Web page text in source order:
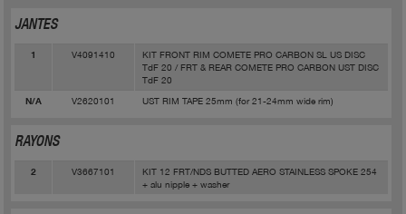
JANTES
1 V4091410
KIT FRONT RIM COMETE PRO CARBON SL US DISC
TdF 20 / FRT & REAR COMETE PRO CARBON UST DISC
TdF 20
N/A V2620101 UST RIM TAPE 25mm (for 21-24mm wide rim)
RAYONS
2 V3667101
KIT 12 FRT/NDS BUTTED AERO STAINLESS SPOKE 254
+ alu nipple + washer